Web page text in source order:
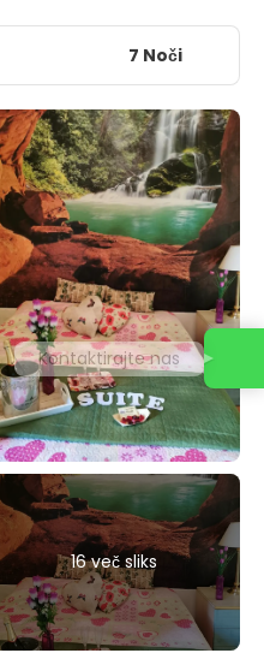
7 Noči
16 več sliks
Kontaktirajte nas